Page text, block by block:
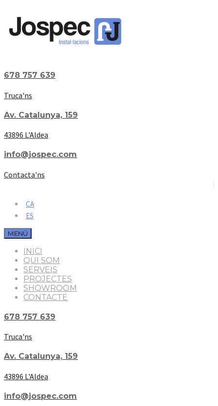
678 757 639
Truca'ns
Av. Catalunya, 159
43896 L'Aldea
info@jospec.com
Contacta'ns
CA
ES
MENÚ
INICI
QUI SOM
SERVEIS
PROJECTES
SHOWROOM
CONTACTE
678 757 639
Truca'ns
Av. Catalunya, 159
43896 L'Aldea
info@jospec.com